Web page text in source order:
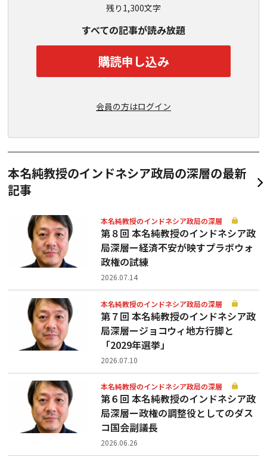
残り1,300文字
すべての記事が読み放題
購読申し込み
会員の方はログイン
本名純教授のインドネシア政局の深層の最新
記事
本名純教授のインドネシア政局の深層
第８回 本名純教授のインドネシア政
局深層ー経済不安が映すプラボウォ
政権の試練
2026.07.14
本名純教授のインドネシア政局の深層
第７回 本名純教授のインドネシア政
局深層ージョコウィ地方行脚と
「2029年選挙」
2026.07.10
本名純教授のインドネシア政局の深層
第６回 本名純教授のインドネシア政
局深層ー政権の調整役としてのダス
コ国会副議長
2026.06.26